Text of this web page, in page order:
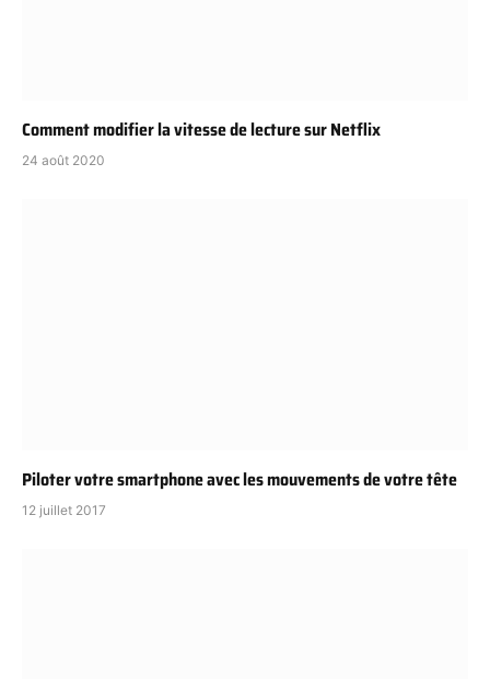
Comment modifier la vitesse de lecture sur Netflix
24 août 2020
Piloter votre smartphone avec les mouvements de votre tête
12 juillet 2017